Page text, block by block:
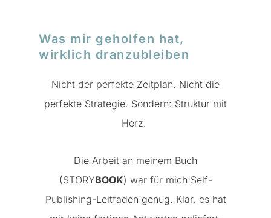
Was mir geholfen hat,
wirklich dranzubleiben
Nicht der perfekte Zeitplan. Nicht die
perfekte Strategie. Sondern: Struktur mit
Herz.
Die Arbeit an meinem Buch
(STORYBOOK) war für mich Self-
Publishing-Leitfaden genug. Klar, es hat